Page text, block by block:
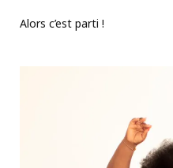
Alors c’est parti !